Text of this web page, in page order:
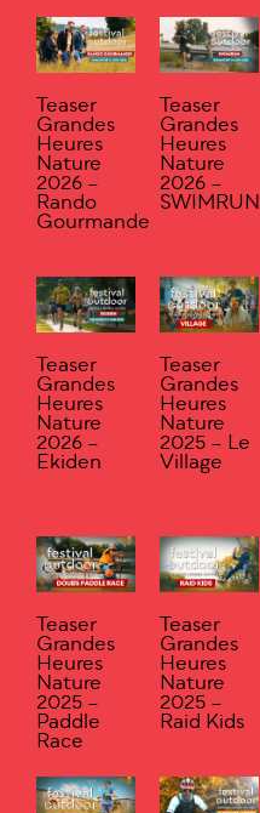
Teaser
Grandes
Heures
Nature
2026 –
Rando
Gourmande
Teaser
Grandes
Heures
Nature
2026 –
SWIMRUN
Teaser
Grandes
Heures
Nature
2026 –
Ekiden
Teaser
Grandes
Heures
Nature
2025 – Le
Village
Teaser
Grandes
Heures
Nature
2025 –
Paddle
Race
Teaser
Grandes
Heures
Nature
2025 –
Raid Kids